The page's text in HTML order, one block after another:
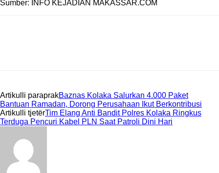
Sumber: INFO KEJADIAN MAKASSAR.COM
Artikulli paraprakBaznas Kolaka Salurkan 4.000 Paket
Bantuan Ramadan, Dorong Perusahaan Ikut Berkontribusi
Artikulli tjetërTim Elang Anti Bandit Polres Kolaka Ringkus
Terduga Pencuri Kabel PLN Saat Patroli Dini Hari